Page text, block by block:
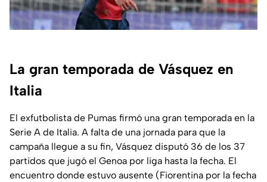
La gran temporada de Vásquez en
Italia
El exfutbolista de Pumas firmó una gran temporada en la
Serie A de Italia. A falta de una jornada para que la
campaña llegue a su fin, Vásquez disputó 36 de los 37
partidos que jugó el Genoa por liga hasta la fecha. El
encuentro donde estuvo ausente (Fiorentina por la fecha